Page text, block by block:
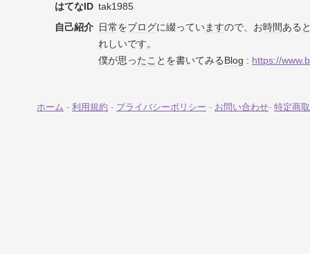
はてなID tak1985
自己紹介 日常をブログに綴っていますので、お時間ある
れしいです。
僕が思ったこ とを書いてみるBlog : https://
ホーム - 利用規約 - プライバシーポリシー - お問い合わせ- 特定商